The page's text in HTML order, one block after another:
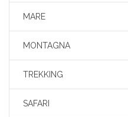
MARE
MONTAGNA
TREKKING
SAFARI